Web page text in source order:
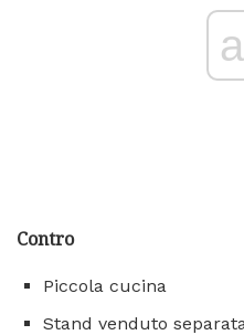
Contro
Piccola cucina
Stand venduto